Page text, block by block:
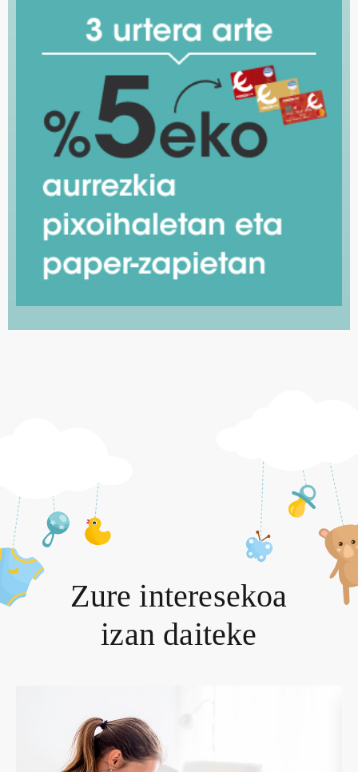
Zure interesekoa
izan daiteke